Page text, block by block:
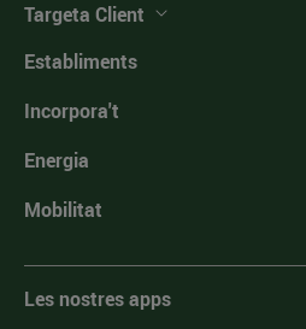
Targeta Client
Establiments
Incorpora't
Energia
Mobilitat
Les nostres apps